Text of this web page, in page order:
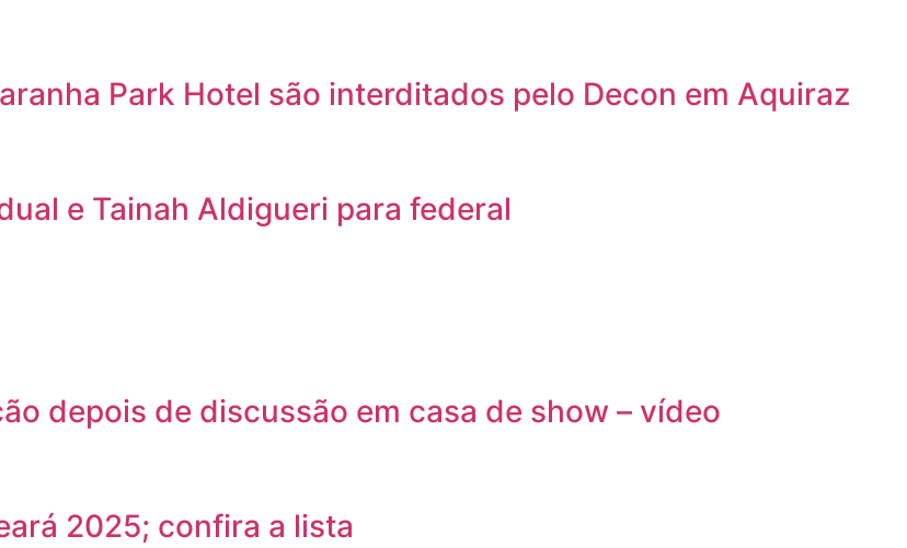
Park Hotel são interditados pelo Decon em Aquiraz
e Tainah Aldigueri para federal
depois de discussão em casa de show – vídeo
2025; confira a lista